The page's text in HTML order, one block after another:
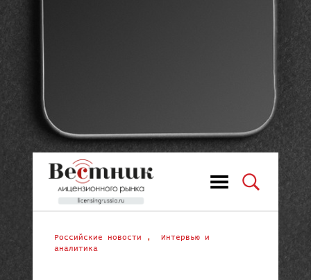
Российские новости , Интервью и
аналитика